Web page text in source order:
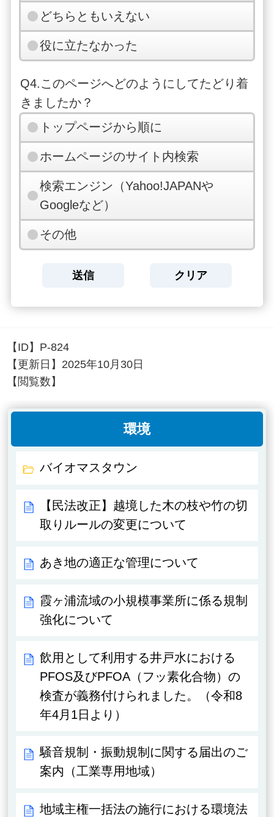
どちらともいえない
役に立たなかった
Q4.このページへどのようにしてたどり着
きましたか？
トップページから順に
ホームページのサイト内検索
検索エンジン（Yahoo!JAPANや
Googleなど）
その他
【ID】 P-824
【更新日】 2025年10月30日
【閲覧数】
環境
バイオマスタウン
【民法改正】越境した木の枝や竹の切
取りルールの変更について
あき地の適正な管理について
霞ヶ浦流域の小規模事業所に係る規制
強化について
飲用として利用する井戸水における
PFOS及びPFOA（フッ素化合物）の
検査が義務付けられました。（令和8
年4月1日より）
騒音規制・振動規制に関する届出のご
案内（工業専用地域）
地域主権一括法の施行における環境法